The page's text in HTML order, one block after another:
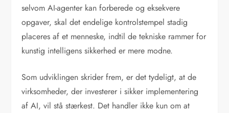
selvom AI-agenter kan forberede og eksekvere
opgaver, skal det endelige kontrolstempel stadig
placeres af et menneske, indtil de tekniske rammer for
kunstig intelligens sikkerhed er mere modne.
Som udviklingen skrider frem, er det tydeligt, at de
virksomheder, der investerer i sikker implementering
af AI, vil stå stærkest. Det handler ikke kun om at